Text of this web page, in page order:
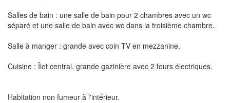
Salles de bain : une salle de bain pour 2 chambres avec un wc
séparé et une salle de bain avec wc dans la troisième chambre.
Salle à manger : grande avec coin TV en mezzanine.
Cuisine : Îlot central, grande gazinière avec 2 fours électriques.
Habitation non fumeur à l'intérieur.